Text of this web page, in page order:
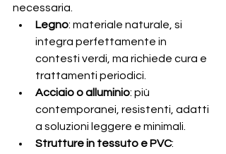
necessaria.
Legno: materiale naturale, si
integra perfettamente in
contesti verdi, ma richiede cura e
trattamenti periodici.
Acciaio o alluminio: più
contemporanei, resistenti, adatti
a soluzioni leggere e minimali.
Strutture in tessuto e PVC: